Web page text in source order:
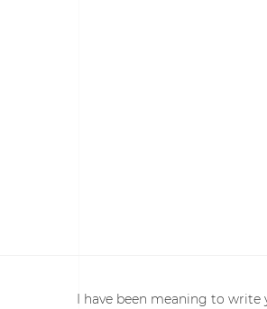
I have been meaning to write